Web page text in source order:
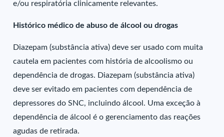
e/ou respiratória clinicamente relevantes.
Histórico médico de abuso de álcool ou drogas
Diazepam (substância ativa) deve ser usado com muita
cautela em pacientes com história de alcoolismo ou
dependência de drogas. Diazepam (substância ativa)
deve ser evitado em pacientes com dependência de
depressores do SNC, incluindo álcool. Uma exceção à
dependência de álcool é o gerenciamento das reações
agudas de retirada.